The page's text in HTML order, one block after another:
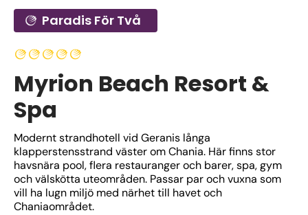
Paradis För Två
Myrion Beach Resort &
Spa
Modernt strandhotell vid Geranis långa
klapperstensstrand väster om Chania. Här finns stor
havsnära pool, flera restauranger och barer, spa, gym
och välskötta uteområden. Passar par och vuxna som
vill ha lugn miljö med närhet till havet och
Chaniaområdet.